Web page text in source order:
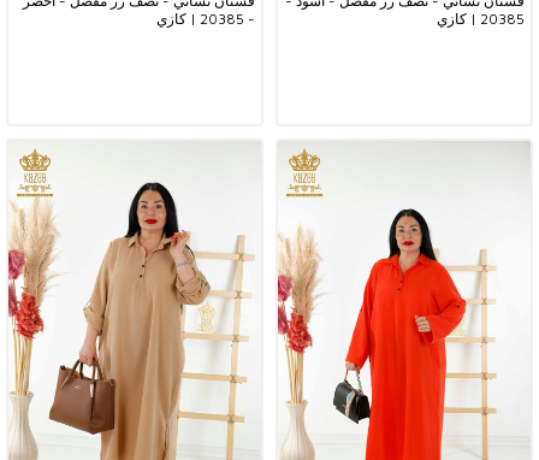
20385 | كازي
- 20385 | كازي